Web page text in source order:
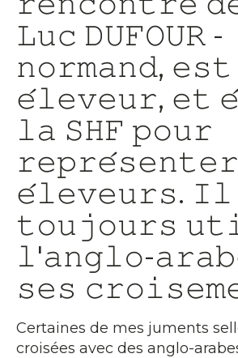
𝙻𝚞𝚌 𝙳𝚄𝙵𝙾𝚄𝚁 -
𝚗𝚘𝚛𝚖𝚊𝚗𝚍, 𝚎𝚜𝚝
𝚎́𝚕𝚎𝚟𝚎𝚞𝚛, 𝚎𝚝
𝚕𝚊 𝚂𝙷𝙵 𝚙𝚘𝚞𝚛
𝚎́𝚕𝚎𝚟𝚎𝚞𝚛𝚜. 𝙸𝚕
𝚝𝚘𝚞𝚓𝚘𝚞𝚛𝚜
𝚕'𝚊𝚗𝚐𝚕𝚘-
𝚜𝚎𝚜
Certaines de mes juments
croisées avec des anglo-